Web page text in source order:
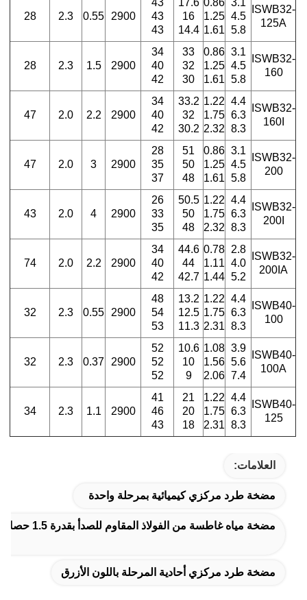
ISWB32-
125A
3.1
4.5
5.8
0.86
1.25
1.61
17.6
16
14.4
43
43
43
2900
0.55
2.3
28
ISWB32-
160
3.1
4.5
5.8
0.86
1.25
1.61
33
32
30
34
40
42
2900
1.5
2.3
28
ISWB32-
160I
4.4
6.3
8.3
1.22
1.75
2.32
33.2
32
30.2
34
40
42
2900
2.2
2.0
47
ISWB32-
200
3.1
4.5
5.8
0.86
1.25
1.61
51
50
48
28
35
37
2900
3
2.0
47
ISWB32-
200I
4.4
6.3
8.3
1.22
1.75
2.32
50.5
50
48
26
33
35
2900
4
2.0
43
ISWB32-
200IA
2.8
4.0
5.2
0.78
1.11
1.44
44.6
44
42.7
34
40
42
2900
2.2
2.0
74
ISWB40-
100
4.4
6.3
8.3
1.22
1.75
2.31
13.2
12.5
11.3
48
54
53
2900
0.55
2.3
32
ISWB40-
100A
3.9
5.6
7.4
1.08
1.56
2.06
10.6
10
9
52
52
52
2900
0.37
2.3
32
ISWB40-
125
4.4
6.3
8.3
1.22
1.75
2.31
21
20
18
41
46
43
2900
1.1
2.3
34
العلامات:
مضخة طرد مركزي كيميائية بمرحلة واحدة
مضخة مياه غاطسة من الفولاذ المقاوم للصدأ بقدرة 1.5 حصان
مضخة طرد مركزي أحادية المرحلة باللون الأزرق